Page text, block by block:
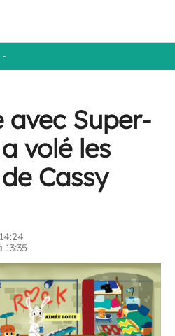
-
avec Super-
volé les
Cassy